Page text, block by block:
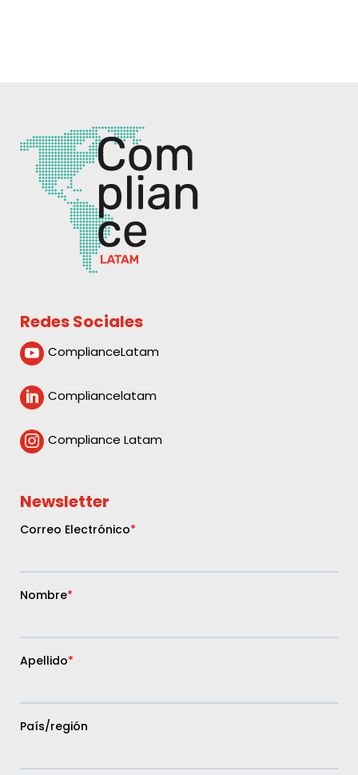
Redes Sociales
 ComplianceLatam
 Compliancelatam
 Compliance Latam
Newsletter